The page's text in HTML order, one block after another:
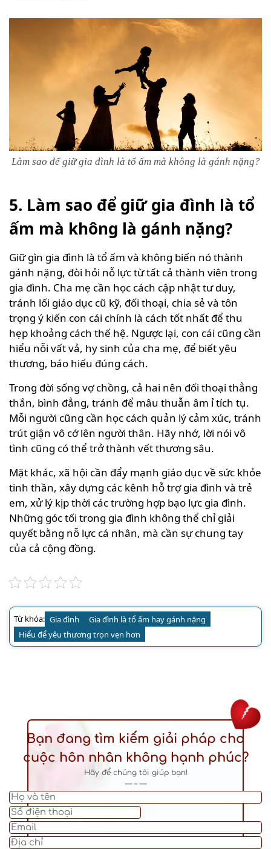
Làm sao để giữ gia đình là tổ ấm mà không là gánh nặng?
5. Làm sao để giữ gia đình là tổ
ấm mà không là gánh nặng?
Giữ gìn gia đình là tổ ấm và không biến nó thành
gánh nặng, đòi hỏi nỗ lực từ tất cả thành viên trong
gia đình. Cha mẹ cần học cách cập nhật tư duy,
tránh lối giáo dục cũ kỹ, đối thoại, chia sẻ và tôn
trọng ý kiến con cái chính là cách tốt nhất để thu
hẹp khoảng cách thế hệ. Ngược lại, con cái cũng cần
hiểu nỗi vất vả, hy sinh của cha mẹ, để biết yêu
thương, báo hiếu đúng cách.
Trong đời sống vợ chồng, cả hai nên đối thoại thẳng
thắn, bình đẳng, tránh để mâu thuẫn âm ỉ tích tụ.
Mỗi người cũng cần học cách quản lý cảm xúc, tránh
trút giận vô cớ lên người thân. Hãy nhớ, lời nói vô
tình cũng có thể trở thành vết thương sâu.
Mặt khác, xã hội cần đẩy mạnh giáo dục về sức khỏe
tinh thần, xây dựng các kênh hỗ trợ gia đình và trẻ
em, xử lý kịp thời các trường hợp bạo lực gia đình.
Những góc tối trong gia đình không thể chỉ giải
quyết bằng nỗ lực cá nhân, mà cần sự chung tay
của cả cộng đồng.
Từ khóa: Gia đình
Gia đình là tổ ấm hay gánh nặng
Hiểu để yêu thương trọn vẹn hơn
Bạn đang tìm kiếm giải pháp cho
cuộc hôn nhân không hạnh phúc?
Hãy để chúng tôi giúp bạn!
— – —